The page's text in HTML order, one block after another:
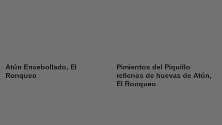
Atún Encebollado, El
Ronqueo
DESCUENTO
Pimientos del Piquillo
rellenos de huevas de Atún,
El Ronqueo